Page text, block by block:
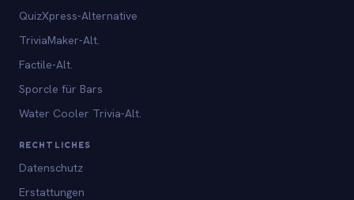
QuizXpress-Alternative
TriviaMaker-Alt.
Factile-Alt.
Sporcle für Bars
Water Cooler Trivia-Alt.
RECHTLICHES
Datenschutz
Erstattungen